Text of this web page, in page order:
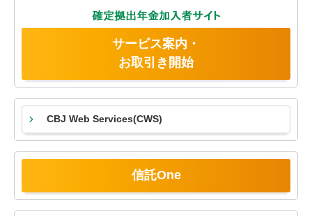
サービス案内・
お取引き開始
CBJ Web Services(CWS)
信託One